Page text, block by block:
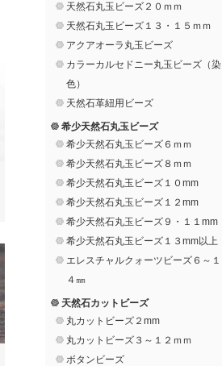
天然石丸玉ビーズ２０ｍｍ
天然石丸玉ビーズ１３・１５ｍｍ
アクアオーラ丸玉ビーズ
カラーカルセドニー丸玉ビーズ（染
色）
天然石革紐用ビーズ
希少天然石丸玉ビーズ
希少天然石丸玉ビーズ６ｍｍ
希少天然石丸玉ビーズ８ｍｍ
希少天然石丸玉ビーズ１０mm
希少天然石丸玉ビーズ１２mm
希少天然石丸玉ビーズ９・１１mm
希少天然石丸玉ビーズ１３mm以上
エレスチャルクォーツビーズ６～１
４㎜
天然石カットビーズ
丸カットビーズ２mm
丸カットビーズ３～１２ｍｍ
ボタンビーズ